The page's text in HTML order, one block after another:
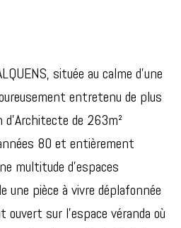
située au calme d'une
entretenu de plus
d'Architecte de 263m²
80 et entièrement
multitude d'espaces
une pièce à vivre déplafonnée
ouvert sur l'espace véranda où